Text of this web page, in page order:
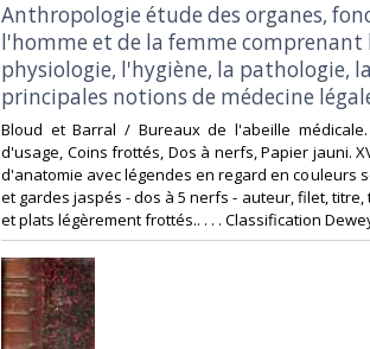
‎Anthropologie étude des organes,
l'homme et de la femme
physiologie, l'hygiène, la pathologie,
principales notions de médecine
‎Bloud et Barral / Bureaux de l'abeille médicale.
d'usage, Coins frottés, Dos à nerfs, Papier jauni.
d'anatomie avec légendes en regard en couleurs
et gardes jaspés - dos à 5 nerfs - auteur, filet,
et plats légèrement frottés.. . . . Classification